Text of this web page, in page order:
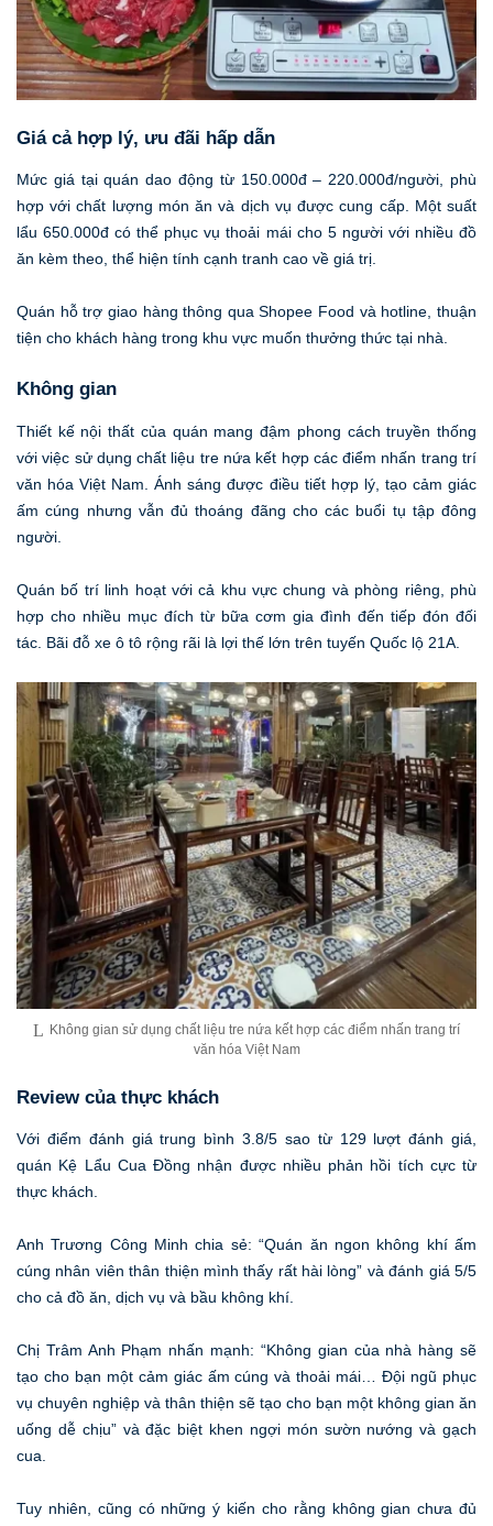
Giá cả hợp lý, ưu đãi hấp dẫn
Mức giá tại quán dao động từ 150.000đ – 220.000đ/người, phù
hợp với chất lượng món ăn và dịch vụ được cung cấp. Một suất
lẩu 650.000đ có thể phục vụ thoải mái cho 5 người với nhiều đồ
ăn kèm theo, thể hiện tính cạnh tranh cao về giá trị.
Quán hỗ trợ giao hàng thông qua Shopee Food và hotline, thuận
tiện cho khách hàng trong khu vực muốn thưởng thức tại nhà.
Không gian
Thiết kế nội thất của quán mang đậm phong cách truyền thống
với việc sử dụng chất liệu tre nứa kết hợp các điểm nhấn trang trí
văn hóa Việt Nam. Ánh sáng được điều tiết hợp lý, tạo cảm giác
ấm cúng nhưng vẫn đủ thoáng đãng cho các buổi tụ tập đông
người.
Quán bố trí linh hoạt với cả khu vực chung và phòng riêng, phù
hợp cho nhiều mục đích từ bữa cơm gia đình đến tiếp đón đối
tác. Bãi đỗ xe ô tô rộng rãi là lợi thế lớn trên tuyến Quốc lộ 21A.
Không gian sử dụng chất liệu tre nứa kết hợp các điểm nhấn trang trí
văn hóa Việt Nam
Review của thực khách
Với điểm đánh giá trung bình 3.8/5 sao từ 129 lượt đánh giá,
quán Kệ Lẩu Cua Đồng nhận được nhiều phản hồi tích cực từ
thực khách.
Anh Trương Công Minh chia sẻ: “Quán ăn ngon không khí ấm
cúng nhân viên thân thiện mình thấy rất hài lòng” và đánh giá 5/5
cho cả đồ ăn, dịch vụ và bầu không khí.
Chị Trâm Anh Phạm nhấn mạnh: “Không gian của nhà hàng sẽ
tạo cho bạn một cảm giác ấm cúng và thoải mái… Đội ngũ phục
vụ chuyên nghiệp và thân thiện sẽ tạo cho bạn một không gian ăn
uống dễ chịu” và đặc biệt khen ngợi món sườn nướng và gạch
cua.
Tuy nhiên, cũng có những ý kiến cho rằng không gian chưa đủ